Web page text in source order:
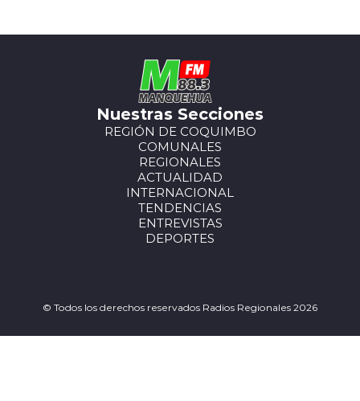
Nuestras Secciones
REGIÓN DE COQUIMBO
COMUNALES
REGIONALES
ACTUALIDAD
INTERNACIONAL
TENDENCIAS
ENTREVISTAS
DEPORTES
© Todos los derechos reservados Radios Regionales 2026